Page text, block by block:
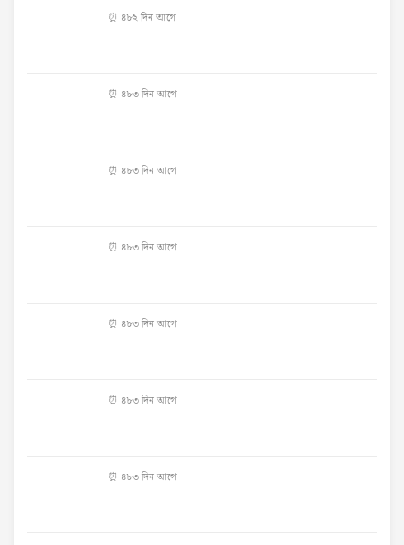
⏰ ৪৮২ দিন আগে
⏰ ৪৮৩ দিন আগে
⏰ ৪৮৩ দিন আগে
⏰ ৪৮৩ দিন আগে
⏰ ৪৮৩ দিন আগে
⏰ ৪৮৩ দিন আগে
⏰ ৪৮৩ দিন আগে